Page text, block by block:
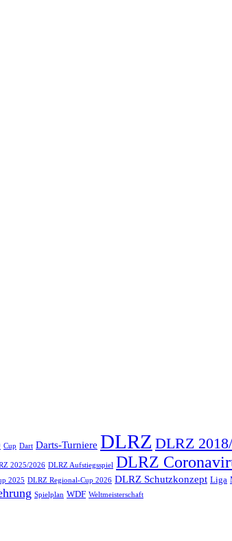
Cup Dart Darts-Turniere DLRZ DLRZ
2025/2026 DLRZ Aufstiegsspiel DLRZ
2025 DLRZ Regional-Cup 2026 DLRZ Schutzkonzept Liga
Spielplan WDF Weltmeisterschaft